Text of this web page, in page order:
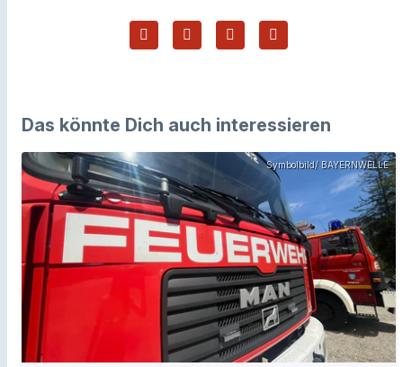
Das könnte Dich auch interessieren
Symbolbild/ BAYERNWELLE